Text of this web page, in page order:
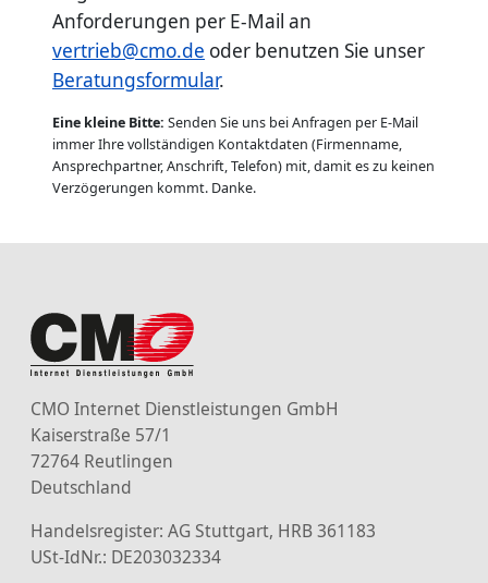
Anforderungen per E-Mail an
vertrieb@cmo.de oder benutzen Sie unser
Beratungsformular.
Eine kleine Bitte: Senden Sie uns bei Anfragen per E-Mail
immer Ihre vollständigen Kontaktdaten (Firmenname,
Ansprechpartner, Anschrift, Telefon) mit, damit es zu keinen
Verzögerungen kommt. Danke.
CMO Internet Dienstleistungen GmbH
Kaiserstraße 57/1
72764 Reutlingen
Deutschland
Handelsregister: AG Stuttgart, HRB 361183
USt-IdNr.: DE203032334